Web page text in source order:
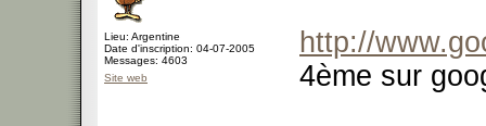
Lieu: Argentine
Date d'inscription: 04-07-2005
Messages: 4603
Site web
http://
4ème sur